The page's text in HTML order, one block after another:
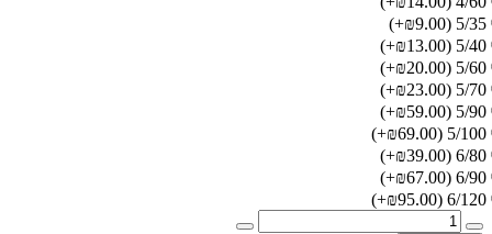
5/35
(₪9.00+)
5/40
(₪13.00+)
5/60
(₪20.00+)
5/70
(₪23.00+)
5/90
(₪59.00+)
5/100
(₪69.00+)
6/80
(₪39.00+)
6/90
(₪67.00+)
6/120
(₪95.00+)